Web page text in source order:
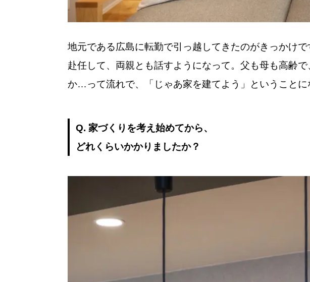
地元である広島に転勤で引っ越してきたのがきっかけ
赴任して、両親とも話すようになって。父も母も高齢
か…って流れで、「じゃあ家を建てよう」ということに
Q. 家づくりを考え始めてから、
どれくらいかかりましたか？